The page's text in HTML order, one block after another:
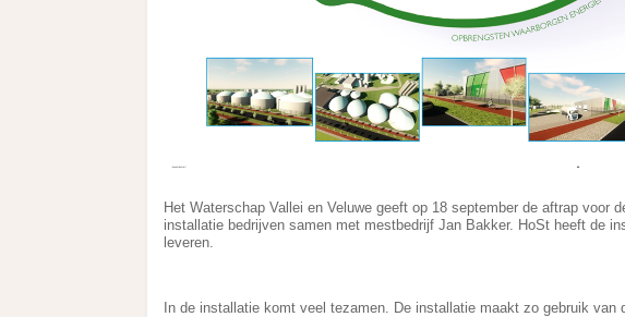
Het Waterschap Vallei en Veluwe geeft op 18 september de aftrap voor
installatie bedrijven samen met mestbedrijf Jan Bakker. HoSt heeft de
leveren.
In de installatie komt veel tezamen. De installatie maakt zo gebruik